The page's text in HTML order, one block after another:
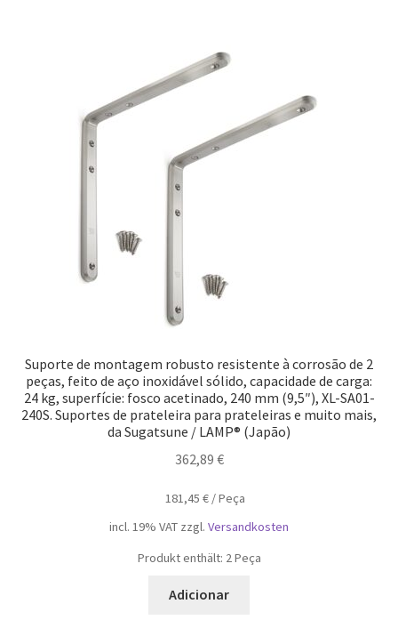
Suporte de montagem robusto resistente à corrosão de 2
peças, feito de aço inoxidável sólido, capacidade de carga:
24 kg, superfície: fosco acetinado, 240 mm (9,5″), XL-SA01-
240S. Suportes de prateleira para prateleiras e muito mais,
da Sugatsune / LAMP® (Japão)
362,89 €
181,45€ /Peça
incl. 19% VAT zzgl. Versandkosten
Produkt enthält: 2 Peça
Adicionar